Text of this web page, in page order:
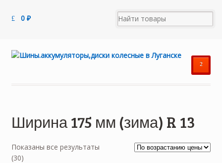
0₽
²
Ширина 175 мм (зима) R 13
Показаны все результаты
(30)Цены: